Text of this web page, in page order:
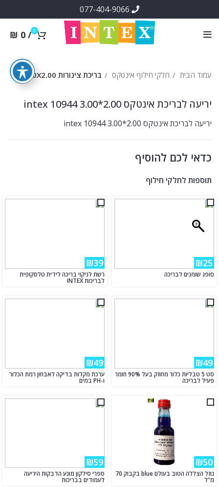
0
/
₪ 0
עמוד הבית חלקי חילוף אינטקס בריכת צינורות 3.00X2.00
יריעה לבריכת אינטקס 2.00*3.00 intex 10944
יריעה לבריכת אינטקס 2.00*3.00 intex 10944
כדאי לכם להוסיף
תוספות לחלקי חילוף
₪25
סופג שומנים לבריכה
₪39
רשת לניקוי בריכה לידית טלסקופית
לבריכות INTEX
₪49
סט 5 טבליות כלור מחוזק בעל 90% חומר
פעיל לבריכה
₪49
ערכת מקלות בדיקה לאבחון רמת הכלור
ו-PH במים
₪50
נוזל הצללה הטוב בעולם blue בקבוק 70
מ"ל
₪59
ספרי סילקון מונע הדבקות היריעה
לעמודים בבריכות